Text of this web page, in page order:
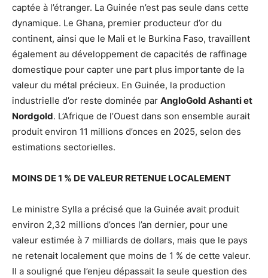
captée à l’étranger. La Guinée n’est pas seule dans cette
dynamique. Le Ghana, premier producteur d’or du
continent, ainsi que le Mali et le Burkina Faso, travaillent
également au développement de capacités de raffinage
domestique pour capter une part plus importante de la
valeur du métal précieux. En Guinée, la production
industrielle d’or reste dominée par AngloGold Ashanti et
Nordgold. L’Afrique de l’Ouest dans son ensemble aurait
produit environ 11 millions d’onces en 2025, selon des
estimations sectorielles.
MOINS DE 1 % DE VALEUR RETENUE LOCALEMENT
Le ministre Sylla a précisé que la Guinée avait produit
environ 2,32 millions d’onces l’an dernier, pour une
valeur estimée à 7 milliards de dollars, mais que le pays
ne retenait localement que moins de 1 % de cette valeur.
Il a souligné que l’enjeu dépassait la seule question des